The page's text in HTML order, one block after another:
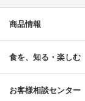
商品情報
食を、知る・楽しむ
お客様相談センター